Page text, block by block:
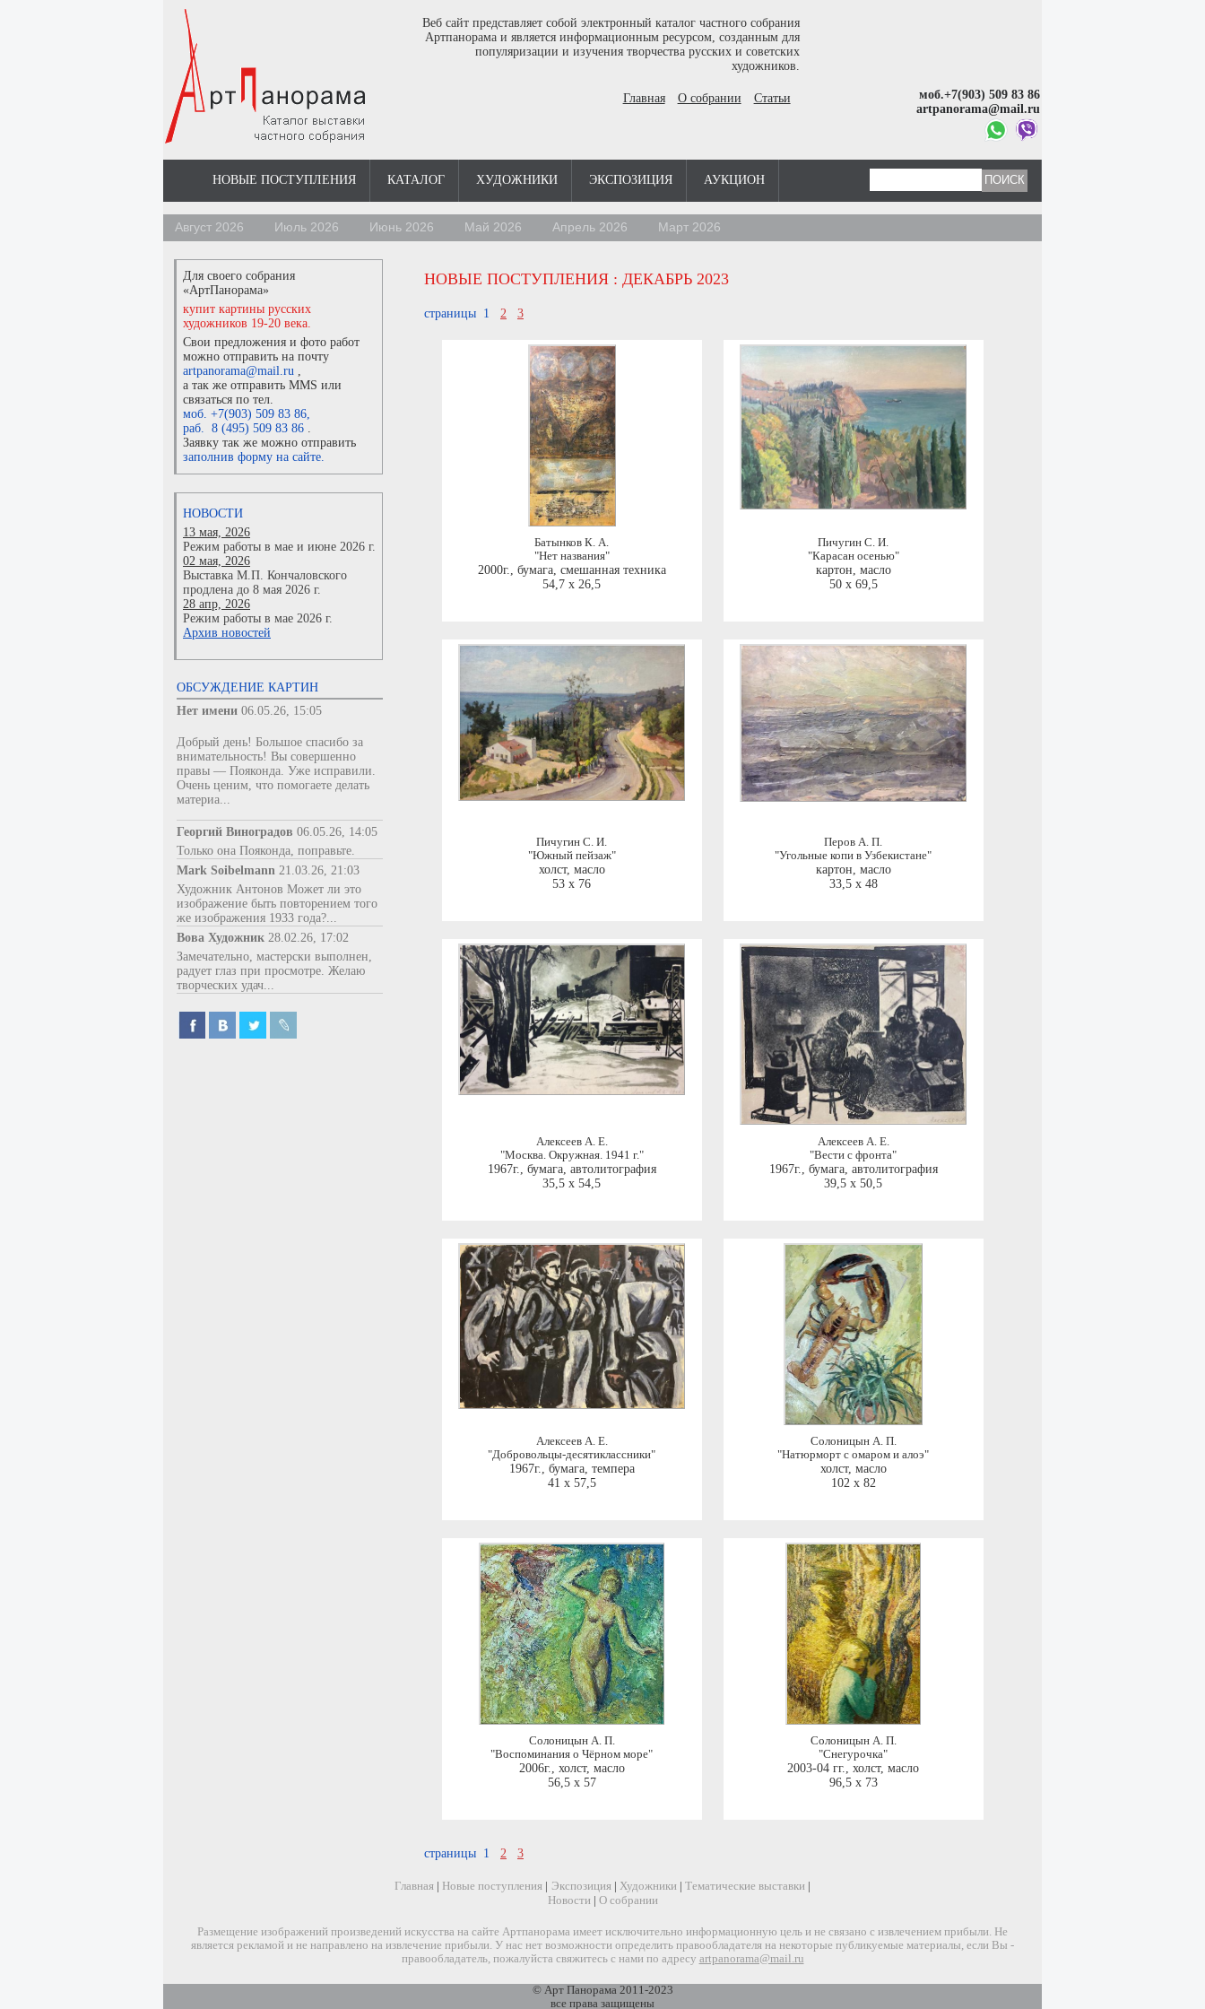
Веб сайт представляет собой электронный каталог частного собрания
Артпанорама и является информационным ресурсом, созданным для
популяризации и изучения творчества русских и советских
художников.
Главная О собрании Статьи
моб.+7(903) 509 83 86
artpanorama@mail.ru
НОВЫЕ ПОСТУПЛЕНИЯ КАТАЛОГ ХУДОЖНИКИ ЭКСПОЗИЦИЯ АУКЦИОН
Август 2026 Июль 2026 Июнь 2026 Май 2026 Апрель 2026 Март 2026
Для своего собрания
«АртПанорама»
купит картины русских
художников 19-20 века.
Свои предложения и фото работ
можно отправить на почту
artpanorama@mail.ru ,
а так же отправить MMS или
связаться по тел.
моб. +7(903) 509 83 86,
раб. 8 (495) 509 83 86 .
Заявку так же можно отправить
заполнив форму на сайте.
НОВОСТИ
13 мая, 2026
Режим работы в мае и июне 2026 г.
02 мая, 2026
Выставка М.П. Кончаловского
продлена до 8 мая 2026 г.
28 апр, 2026
Режим работы в мае 2026 г.
Архив новостей
ОБСУЖДЕНИЕ КАРТИН
Нет имени 06.05.26, 15:05
Добрый день! Большое спасибо за
внимательность! Вы совершенно
правы — Пояконда. Уже исправили.
Очень ценим, что помогаете делать
материа...
Георгий Виноградов 06.05.26, 14:05
Только она Пояконда, поправьте.
Mark Soibelmann 21.03.26, 21:03
Художник Антонов Может ли это
изображение быть повторением того
же изображения 1933 года?...
Вова Художник 28.02.26, 17:02
Замечательно, мастерски выполнен,
радует глаз при просмотре. Желаю
творческих удач...
НОВЫЕ ПОСТУПЛЕНИЯ : ДЕКАБРЬ 2023
страницы 1 2 3
Батынков К. А.
"Нет названия"
2000г., бумага, смешанная техника
54,7 x 26,5
Пичугин С. И.
"Карасан осенью"
картон, масло
50 x 69,5
Пичугин С. И.
"Южный пейзаж"
холст, масло
53 x 76
Перов А. П.
"Угольныe копи в Узбeкистaнe"
картон, масло
33,5 x 48
Алексеев А. Е.
"Москва. Окружная. 1941 г."
1967г., бумага, автолитография
35,5 x 54,5
Алексеев А. Е.
"Вести с фронта"
1967г., бумага, автолитография
39,5 x 50,5
Алексеев А. Е.
"Добровольцы-десятиклассники"
1967г., бумага, темпера
41 x 57,5
Солоницын А. П.
"Натюрморт с омаром и алоэ"
холст, масло
102 x 82
Солоницын А. П.
"Воспоминания о Чёрном море"
2006г., холст, масло
56,5 x 57
Солоницын А. П.
"Снегурочка"
2003-04 гг., холст, масло
96,5 x 73
страницы 1 2 3
Главная Новые поступления Экспозиция Художники Тематические выставки
Новости
О собрании
Размещение изображений произведений искусства на сайте Артпанорама имеет исключительно информационную цель и не связано с извлечением прибыли. Не
является рекламой и не направлено на извлечение прибыли. У нас нет возможности определить правообладателя на некоторые публикуемые материалы, если Вы -
правообладатель, пожалуйста свяжитесь с нами по адресу artpanorama@mail.ru
© Арт Панорама 2011-2023
все права защищены